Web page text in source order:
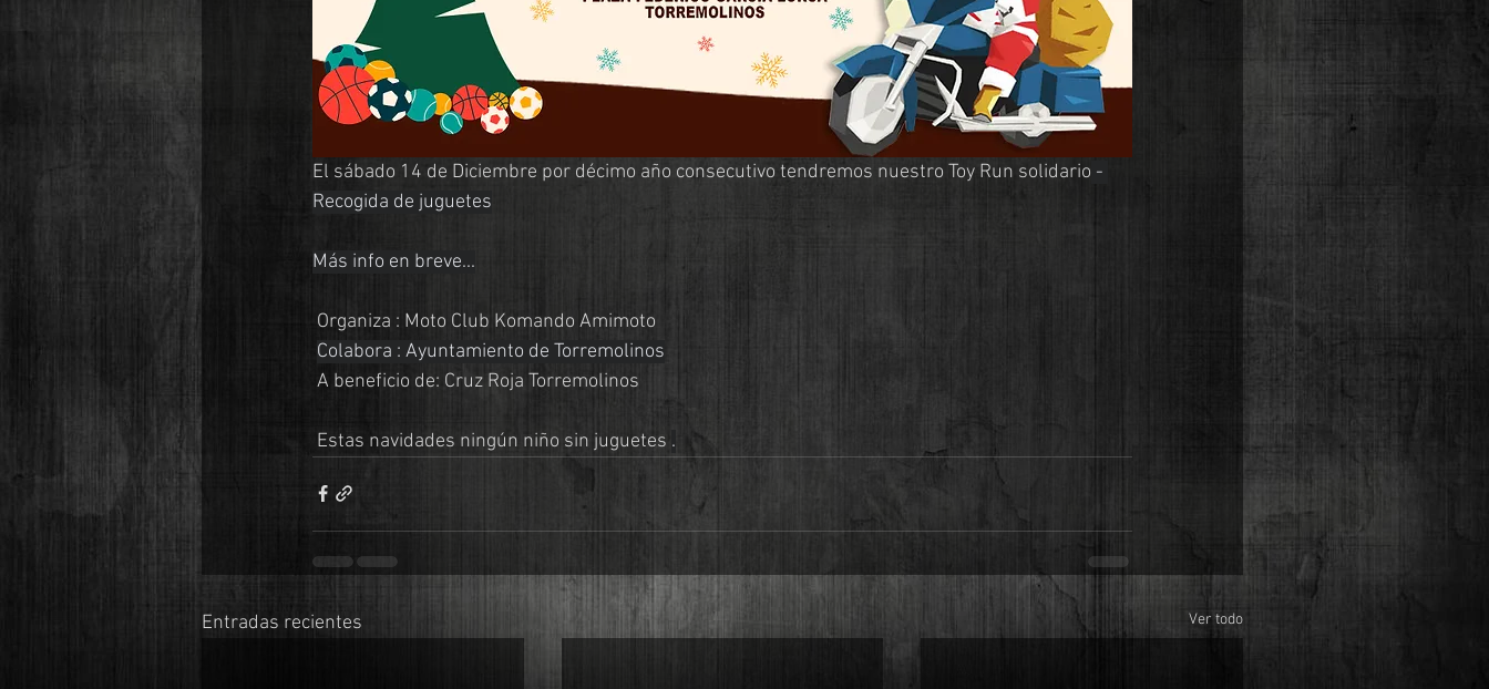
El sábado 14 de Diciembre por décimo año consecutivo tendremos nuestro Toy Run solidario -
Recogida de juguetes
Más info en breve...
Organiza : Moto Club Komando Amimoto
Colabora : Ayuntamiento de Torremolinos
A beneficio de: Cruz Roja Torremolinos
Estas navidades ningún niño sin juguetes .
Entradas recientes Ver todo